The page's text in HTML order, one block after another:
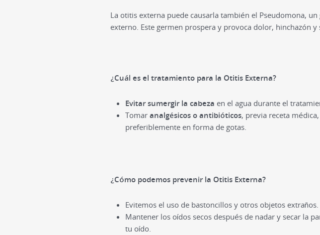
La otitis externa puede causarla también el Pseudomona,
externo. Este germen prospera y provoca dolor, hinchazón y
¿Cuál es el tratamiento para la Otitis Externa?
Evitar sumergir la cabeza en el agua durante el
Tomar analgésicos o antibióticos, previa receta médica,
preferiblemente en forma de gotas.
¿Cómo podemos prevenir la Otitis Externa?
Evitemos el uso de bastoncillos y otros objetos extraños.
Mantener los oídos secos después de nadar y secar la
tu oído.